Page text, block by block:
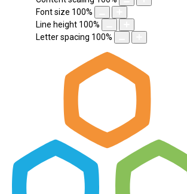
Font size 100%
Line height 100%
Letter spacing 100%